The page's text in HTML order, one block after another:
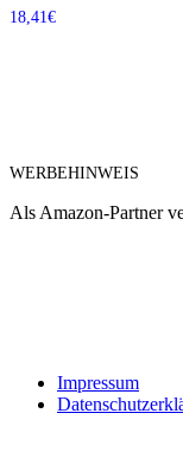
18,41€
WERBEHINWEIS
Als Amazon-Partner
Impressum